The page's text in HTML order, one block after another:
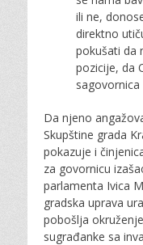
ili ne,
direktno
pokušati da
pozicije, da
sagovornica
Da njeno
Skupštine grada
pokazuje i
za govornicu
parlamenta Ivica
gradska uprava
pobošlja
sugrađanke sa